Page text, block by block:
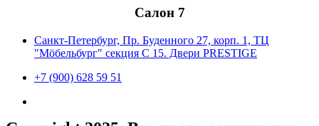
Салон 7
Санкт-Петербург, Пр. Буденного 27, корп. 1, ТЦ
"Мöбельбург" секция С 15. Двери PRESTIGE
+7 (900) 628 59 51